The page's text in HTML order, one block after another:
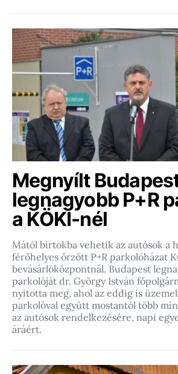
Megnyílt
legnagyobb P+R
a KÖKI-nél
Mától birtokba vehetik az autósok a
férőhelyes őrzött P+R parkolóházat
bevásárlóközpontnál. Budapest
parkolóját dr. György István
nyitotta meg, ahol az eddig is
parkolóval együtt mostantól több
az autósok rendelkezésére, napi
áráért.